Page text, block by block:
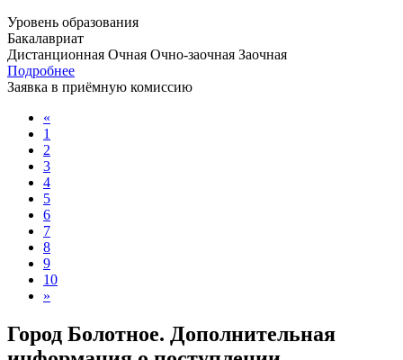
Уровень образования
Бакалавриат
Дистанционная Очная Очно-заочная Заочная
Подробнее
Заявка в приёмную комиссию
«
1
2
3
4
5
6
7
8
9
10
»
Город Болотное. Дополнительная